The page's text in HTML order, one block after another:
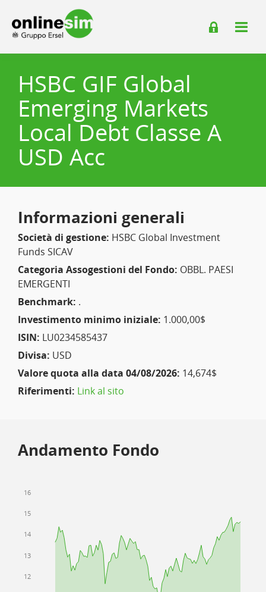
HSBC GIF Global
Emerging Markets
Local Debt Classe A
USD Acc
Informazioni generali
Società di gestione: HSBC Global Investment
Funds SICAV
Categoria Assogestioni del Fondo: OBBL. PAESI
EMERGENTI
Benchmark: .
Investimento minimo iniziale: 1.000,00$
ISIN: LU0234585437
Divisa: USD
Valore quota alla data 04/08/2026: 14,674$
Riferimenti: Link al sito
Andamento Fondo
12
13
14
15
16